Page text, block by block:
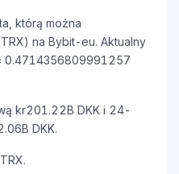
którą można
na Bybit-eu. Aktualny
0.4714356809991257
kr201.22B DKK i 24-
DKK.